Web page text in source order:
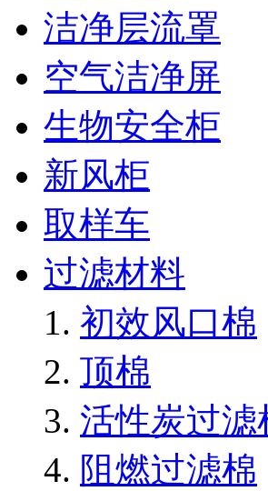
洁净层流罩
空气洁净屏
生物安全柜
新风柜
取样车
过滤材料
初效风口棉
顶棉
活性炭过滤
阻燃过滤棉